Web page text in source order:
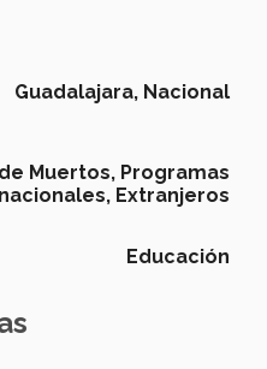
Guadalajara, Nacional
Muertos, Programas
Extranjeros
Educación